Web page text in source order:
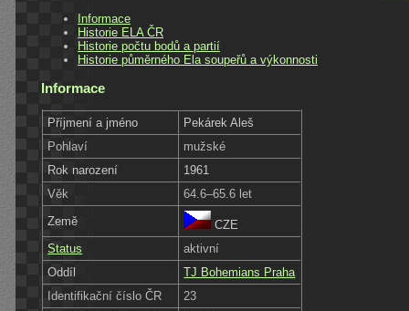
Informace
Historie ELA ČR
Historie počtu bodů a partií
Historie půměrného Ela soupeřů a výkonnosti
Informace
Příjmení a jméno
Pekárek Aleš
Pohlaví
mužské
Rok narození
1961
Věk
64.6–65.6 let
Země
CZE
Status
aktivní
Oddíl
TJ Bohemians Praha
Identifikační číslo ČR
23